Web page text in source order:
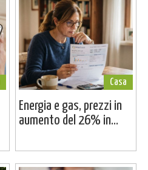
Casa
Energia e gas, prezzi in
aumento del 26% in...